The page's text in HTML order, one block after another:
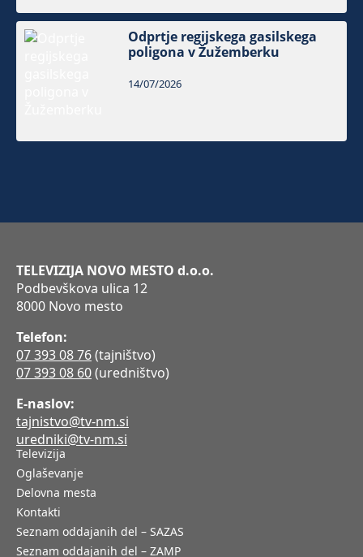
Odprtje regijskega gasilskega
poligona v Žužemberku
14/07/2026
TELEVIZIJA NOVO MESTO d.o.o.
Podbevškova ulica 12
8000 Novo mesto
Telefon:
07 393 08 76(tajništvo)
07 393 08 60(uredništvo)
E-naslov:
tajnistvo@tv-nm.si
uredniki@tv-nm.si
Televizija
Oglaševanje
Delovna mesta
Kontakti
Seznam oddajanih del – SAZAS
Seznam oddajanih del – ZAMP